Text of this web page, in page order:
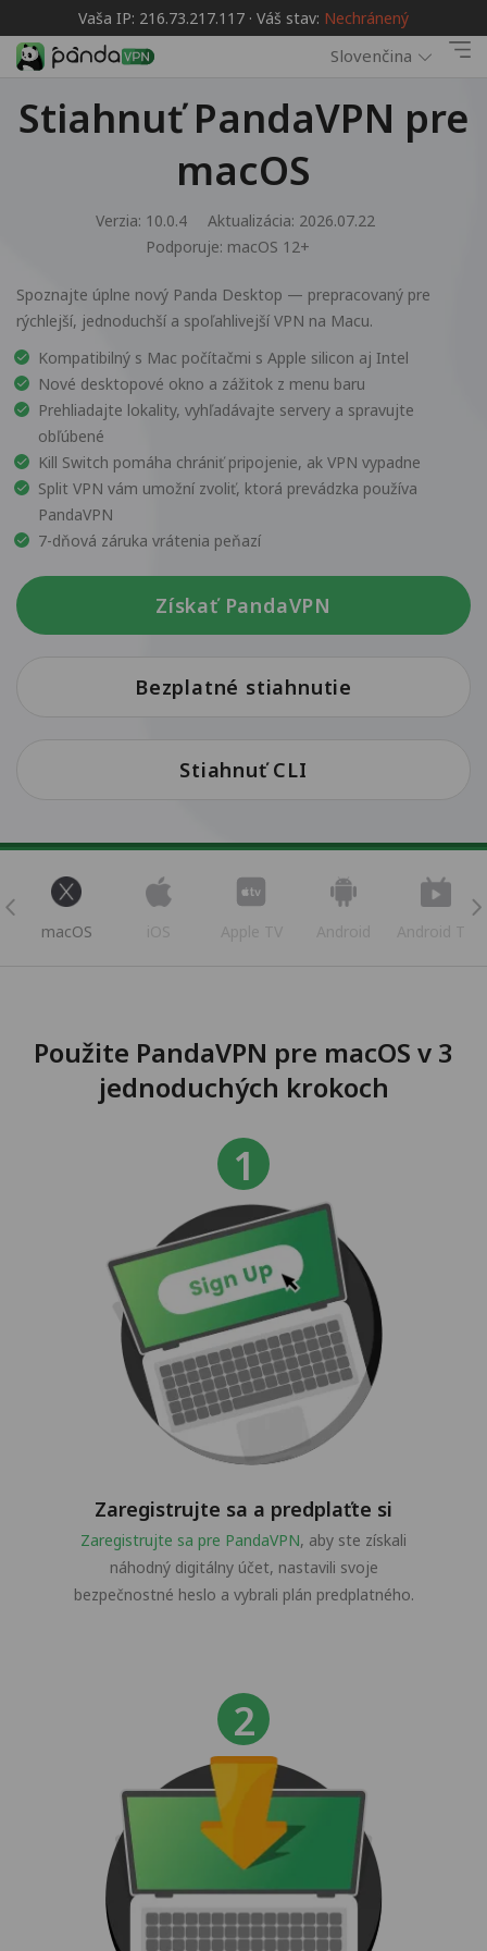
Vaša IP: 216.73.217.117 · Váš stav: Nechránený
Slovenčina
Stiahnuť PandaVPN pre
macOS
Verzia: 10.0.4
Aktualizácia: 2026.07.22
Podporuje: macOS 12+
Spoznajte úplne nový Panda Desktop — prepracovaný pre
rýchlejší, jednoduchší a spoľahlivejší VPN na Macu.
Kompatibilný s Mac počítačmi s Apple silicon aj Intel
Nové desktopové okno a zážitok z menu baru
Prehliadajte lokality, vyhľadávajte servery a spravujte
obľúbené
Kill Switch pomáha chrániť pripojenie, ak VPN vypadne
Split VPN vám umožní zvoliť, ktorá prevádzka používa
PandaVPN
7-dňová záruka vrátenia peňazí
Získať PandaVPN
Bezplatné stiahnutie
Stiahnuť CLI
macOS iOS Apple TV Android Android TV
Použite PandaVPN pre macOS v 3
jednoduchých krokoch
Zaregistrujte sa a predplaťte si
Zaregistrujte sa pre PandaVPN, aby ste získali
náhodný digitálny účet, nastavili svoje
bezpečnostné heslo a vybrali plán predplatného.